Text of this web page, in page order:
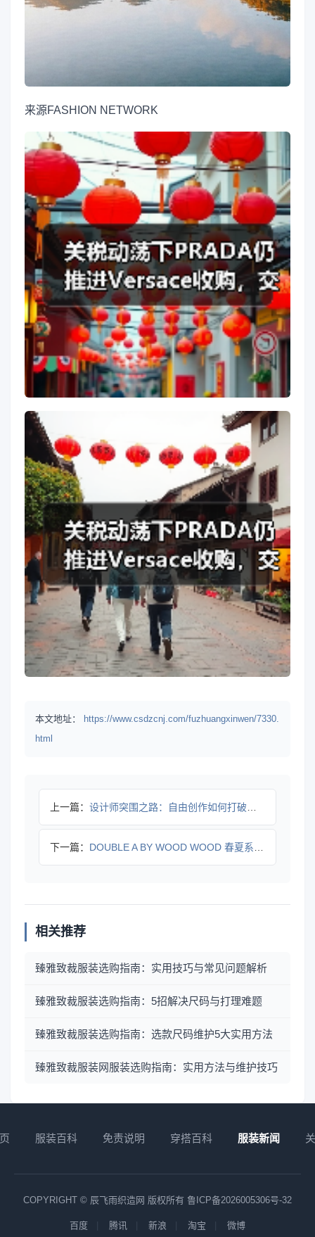
来源FASHION NETWORK
本文地址：
https://www.csdzcnj.com/fuzhuangxinwen/7330.
html
上一篇： 设计师突围之路：自由创作如何打破品牌壁垒？
下一篇： DOUBLE A BY WOOD WOOD 春夏系列：复古松
相关推荐
臻雅致裁服装选购指南：实用技巧与常见问题解析
臻雅致裁服装选购指南：5招解决尺码与打理难题
臻雅致裁服装选购指南：选款尺码维护5大实用方法
臻雅致裁服装网服装选购指南：实用方法与维护技巧
服装百科 免责说明 穿搭百科 服装新闻
COPYRIGHT © 辰飞雨织造网 版权所有 鲁ICP备2026005306号-32
百度 腾讯 新浪 淘宝 微博